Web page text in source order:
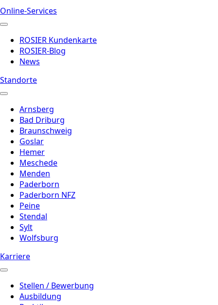
Online-Services
ROSIER Kundenkarte
ROSIER-Blog
News
Standorte
Arnsberg
Bad Driburg
Braunschweig
Goslar
Hemer
Meschede
Menden
Paderborn
Paderborn NFZ
Peine
Stendal
Sylt
Wolfsburg
Karriere
Stellen / Bewerbung
Ausbildung